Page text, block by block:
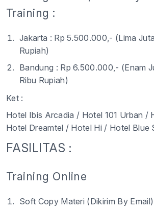
Training :
Jakarta : Rp 5.500.000,- (Lima
Rupiah)
Bandung : Rp 6.500.000,- (Enam
Ribu Rupiah)
Ket :
Hotel Ibis Arcadia / Hotel 101 Urban /
Hotel Dreamtel / Hotel Hi / Hotel Blue
FASILITAS :
Training Online
Soft Copy Materi (Dikirim By Email)